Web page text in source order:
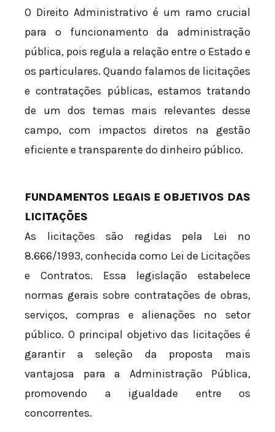
O Direito Administrativo é um ramo crucial
para o funcionamento da administração
pública, pois regula a relação entre o Estado e
os particulares. Quando falamos de licitações
e contratações públicas, estamos tratando
de um dos temas mais relevantes desse
campo, com impactos diretos na gestão
eficiente e transparente do dinheiro público.
FUNDAMENTOS LEGAIS E OBJETIVOS DAS
LICITAÇÕES
As licitações são regidas pela Lei nº
8.666/1993, conhecida como Lei de Licitações
e Contratos. Essa legislação estabelece
normas gerais sobre contratações de obras,
serviços, compras e alienações no setor
público. O principal objetivo das licitações é
garantir a seleção da proposta mais
vantajosa para a Administração Pública,
promovendo a igualdade entre os
concorrentes.